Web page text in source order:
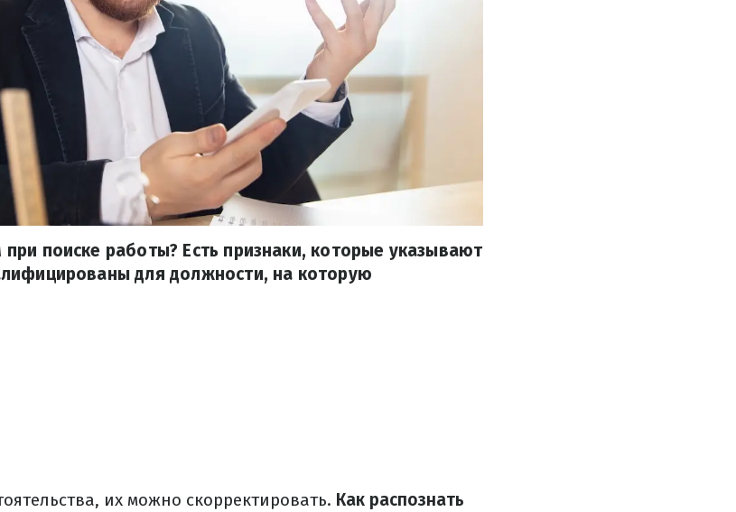
поиске работы? Есть признаки, которые указывают
для должности, на которую
их можно скорректировать. Как распознать